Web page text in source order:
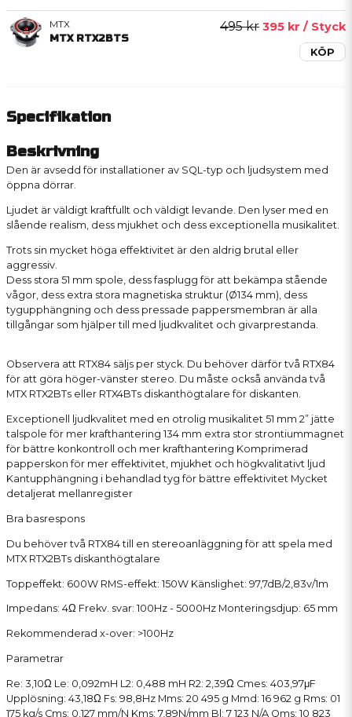
MTX
MTX RTX2BTS
495 kr 395 kr / Styck
KÖP
Beskrivning
Den är avsedd för installationer av SQL-typ och ljudsystem med
öppna dörrar.
Ljudet är väldigt kraftfullt och väldigt levande. Den lyser med en
slående realism, dess mjukhet och dess exceptionella musikalitet.
Trots sin mycket höga effektivitet är den aldrig brutal eller
aggressiv.
Dess stora 51 mm spole, dess fasplugg för att bekämpa stående
vågor, dess extra stora magnetiska struktur (Ø134 mm), dess
tygupphängning och dess pressade pappersmembran är alla
tillgångar som hjälper till med ljudkvalitet och givarprestanda.
Observera att RTX84 säljs per styck. Du behöver därför två RTX84
för att göra höger-vänster stereo. Du måste också använda två
MTX RTX2BTs eller RTX4BTs diskanthögtalare för diskanten.
Exceptionell ljudkvalitet med en otrolig musikalitet 51 mm 2” jätte
talspole för mer krafthantering 134 mm extra stor strontiummagnet
för bättre konkontroll och mer krafthantering Komprimerad
papperskon för mer effektivitet, mjukhet och högkvalitativt ljud
Kantupphängning i behandlad tyg för bättre effektivitet Mycket
detaljerat mellanregister
Bra basrespons
Du behöver två RTX84 till en stereoanläggningför att spela med
MTX RTX2BTs diskanthögtalare
Toppeffekt: 600W RMS-effekt: 150W Känslighet: 97,7dB/2,83v/1m
Impedans: 4Ω Frekv. svar: 100Hz - 5000Hz Monteringsdjup: 65 mm
Rekommenderad x-over: >100Hz
Parametrar
Re: 3,10Ω Le: 0,092mH L2: 0,488 mH R2: 2,39Ω Cmes: 403,97μF
Upplösning: 43,18Ω Fs: 98,8Hz Mms: 20 495 g Mmd: 16 962 g Rms: 01
175 kg/s Cms: 0,127 mm/N Kms: 7,89N/mm Bl: 7 123 N/A Qms: 10 823
Specifikation